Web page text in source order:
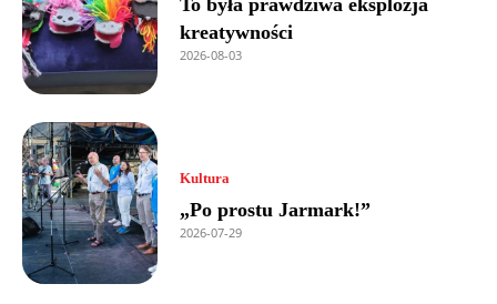
To była prawdziwa eksplozja
kreatywności
2026-08-03
Kultura
„Po prostu Jarmark!”
2026-07-29